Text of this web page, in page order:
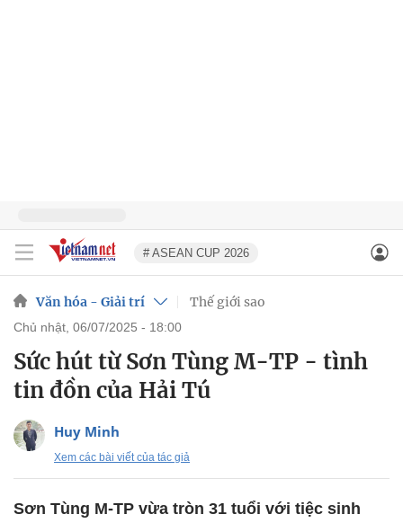
# ASEAN CUP 2026
Văn hóa - Giải trí Thế giới sao
chủ nhật, 06/07/2025 - 18:00
Sức hút từ Sơn Tùng M-TP - tình
tin đồn của Hải Tú
Huy Minh
Xem các bài viết của tác giả
Sơn Tùng M-TP vừa tròn 31 tuổi với tiệc sinh